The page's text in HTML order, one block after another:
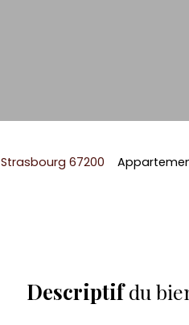
Strasbourg 67200
Descriptifdu